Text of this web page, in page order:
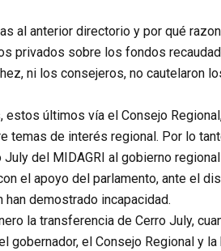
al anterior directorio y por qué
privados sobre los fondos
ni los consejeros, no cautelaron
últimos vía el Consejo
de interés regional. Por lo
del MIDAGRI al gobierno
el apoyo del parlamento, ante el
demostrado incapacidad.
la transferencia de Cerro July,
gobernador, el Consejo Regional y la